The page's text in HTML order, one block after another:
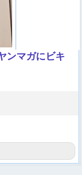
ンマガにビキ